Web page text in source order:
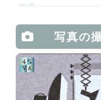
写真の